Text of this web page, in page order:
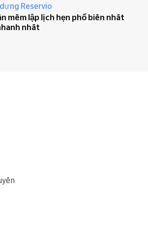
Reservio
mềm lập lịch hẹn phổ biến nhất
nhất